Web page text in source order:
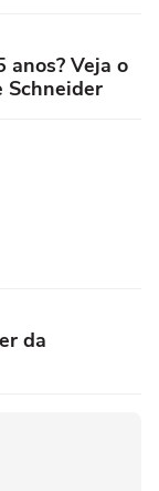
anos? Veja o
Schneider
da